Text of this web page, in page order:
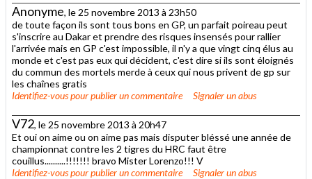
Anonyme, le 25 novembre 2013 à 23h50
de toute façon ils sont tous bons en GP, un parfait poireau peut
s'inscrire au Dakar et prendre des risques insensés pour rallier
l'arrivée mais en GP c'est impossible, il n'y a que vingt cinq élus au
monde et c'est pas eux qui décident, c'est dire si ils sont éloignés
du commun des mortels merde à ceux qui nous privent de gp sur
les chaînes gratis
Identifiez-vouspour publier un commentaire Signaler un abus
V72, le 25 novembre 2013 à 20h47
Et oui on aime ou on aime pas mais disputer bléssé une année de
championnat contre les 2 tigres du HRC faut être
couillus..........!!!!!!! bravo Mister Lorenzo!!! V
Identifiez-vouspour publier un commentaire Signaler un abus